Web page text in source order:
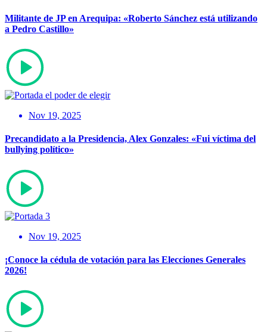
Militante de JP en Arequipa: «Roberto Sánchez está utilizando
a Pedro Castillo»
Nov 19, 2025
Precandidato a la Presidencia, Alex Gonzales: «Fui víctima del
bullying político»
Nov 19, 2025
¡Conoce la cédula de votación para las Elecciones Generales
2026!